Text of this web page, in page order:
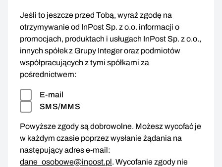
Jeśli to jeszcze przed Tobą, wyraź zgodę na
otrzymywanie od InPost Sp. z o.o. informacji o
promocjach, produktach i usługach InPost Sp. z o.o.,
innych spółek z Grupy Integer oraz podmiotów
współpracujących z tymi spółkami za
pośrednictwem:
E-mail
SMS/MMS
Powyższe zgody są dobrowolne. Możesz wycofać je
w każdym czasie poprzez wysłanie żądania na
następujący adres e-mail:
dane_osobowe@inpost.pl. Wycofanie zgody nie